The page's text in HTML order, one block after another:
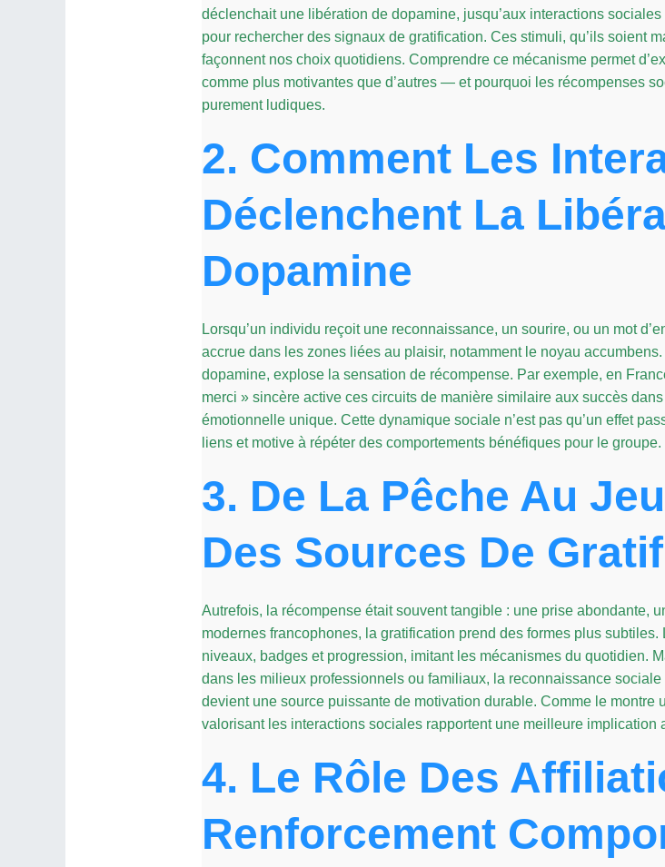
déclenchait une libération de dopamine, jusqu’aux interactions
pour rechercher des signaux de gratification. Ces stimuli, qu’ils soient
façonnent nos choix quotidiens. Comprendre ce mécanisme permet
comme plus motivantes que d’autres — et pourquoi les récompenses
purement ludiques.
2. Comment Les
Déclenchent La
Dopamine
Lorsqu’un individu reçoit une reconnaissance, un sourire, ou un mot
accrue dans les zones liées au plaisir, notamment le noyau
dopamine, explose la sensation de récompense. Par exemple, en
merci » sincère active ces circuits de manière similaire aux succès
émotionnelle unique. Cette dynamique sociale n’est pas qu’un effet
liens et motive à répéter des comportements bénéfiques pour le groupe.
3. De La Pêche Au
Des Sources De
Autrefois, la récompense était souvent tangible : une prise abondante,
modernes francophones, la gratification prend des formes plus
niveaux, badges et progression, imitant les mécanismes du quotidien.
dans les milieux professionnels ou familiaux, la reconnaissance
devient une source puissante de motivation durable. Comme le
valorisant les interactions sociales rapportent une meilleure implication
4. Le Rôle Des
Renforcement